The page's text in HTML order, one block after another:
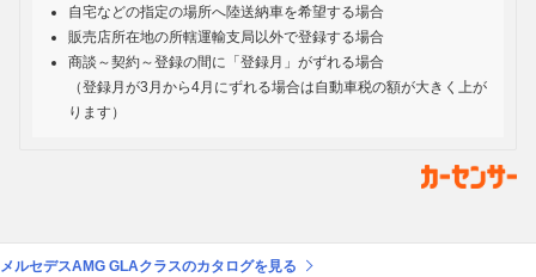
自宅などの指定の場所へ陸送納車を希望する場合
販売店所在地の所轄運輸支局以外で登録する場合
商談～契約～登録の間に「登録月」がずれる場合
（登録月が3月から4月にずれる場合は自動車税の額が大きく上が
ります）
メルセデスAMG GLAクラスのカタログを見る